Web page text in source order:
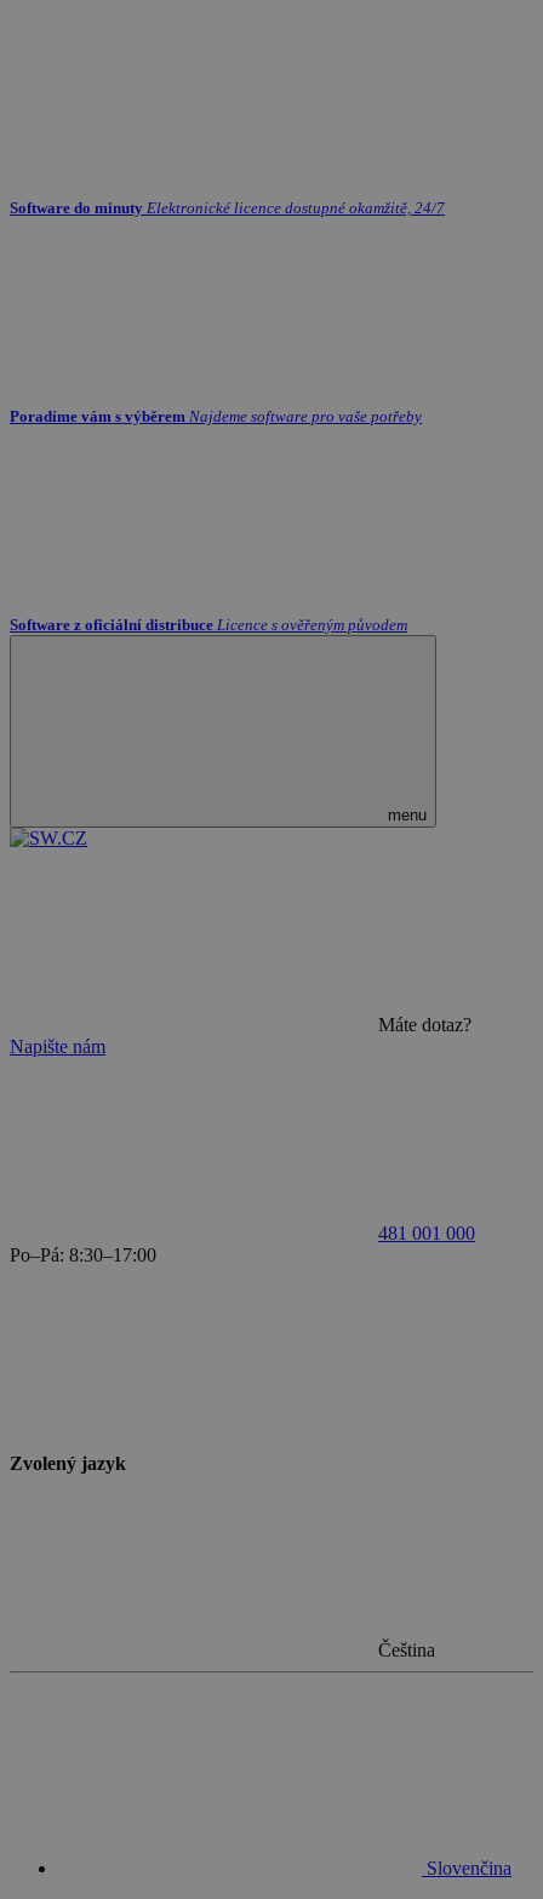
Software do minuty Elektronické licence dostupné okamžitě, 24/7
Poradíme vám s výběrem Najdeme software pro vaše potřeby
Software z oficiální distribuce Licence s ověřeným původem
menu
Máte dotaz?
Napište nám
481 001 000
Po–Pá: 8:30–17:00
Zvolený jazyk
Čeština
Slovenčina